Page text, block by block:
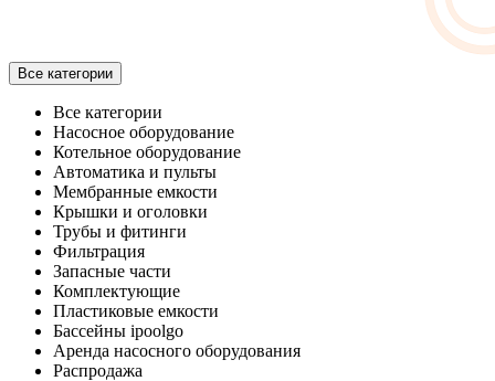
Все категории
Все категории
Насосное оборудование
Котельное оборудование
Автоматика и пульты
Мембранные емкости
Крышки и оголовки
Трубы и фитинги
Фильтрация
Запасные части
Комплектующие
Пластиковые емкости
Бассейны ipoolgo
Аренда насосного оборудования
Распродажа